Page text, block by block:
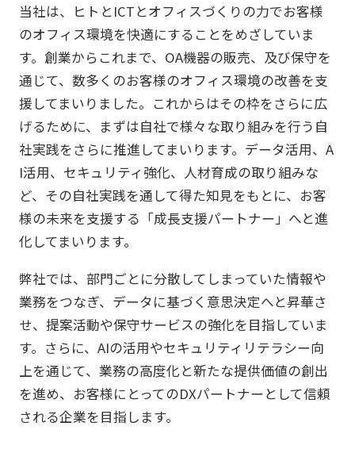
当社は、ヒトとICTとオフィスづくりの力でお客様
のオフィス環境を快適にすることをめざしていま
す。創業からこれまで、OA機器の販売、及び保守を
通じて、数多くのお客様のオフィス環境の改善を支
援してまいりました。これからはその枠をさらに広
げるために、まずは自社で様々な取り組みを行う自
社実践をさらに推進してまいります。データ活用、A
I活用、セキュリティ強化、人材育成の取り組みな
ど、その自社実践を通して得た知見をもとに、お客
様の未来を支援する「成長支援パートナー」へと進
化してまいります。
弊社では、部門ごとに分散してしまっていた情報や
業務をつなぎ、データに基づく意思決定へと昇華さ
せ、提案活動や保守サービスの強化を目指していま
す。さらに、AIの活用やセキュリティリテラシー向
上を通じて、業務の高度化と新たな提供価値の創出
を進め、お客様にとってのDXパートナーとして信頼
される企業を目指します。